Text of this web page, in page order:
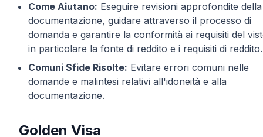
Come Aiutano: Eseguire revisioni approfondite della
documentazione, guidare attraverso il processo di
domanda e garantire la conformità ai requisiti del
in particolare la fonte di reddito e i requisiti di reddito.
Comuni Sfide Risolte: Evitare errori comuni nelle
domande e malintesi relativi all'idoneità e alla
documentazione.
Golden Visa